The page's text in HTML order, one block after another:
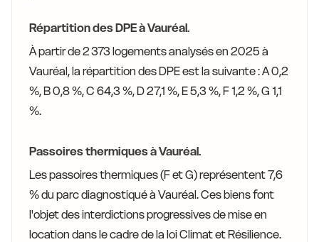
Répartition des DPE à Vauréal.
À partir de 2 373 logements analysés en 2025 à
Vauréal, la répartition des DPE est la suivante : A 0,2
%, B 0,8 %, C 64,3 %, D 27,1 %, E 5,3 %, F 1,2 %, G 1,1
%.
Passoires thermiques à Vauréal.
Les passoires thermiques (F et G) représentent 7,6
% du parc diagnostiqué à Vauréal. Ces biens font
l'objet des interdictions progressives de mise en
location dans le cadre de la loi Climat et Résilience.